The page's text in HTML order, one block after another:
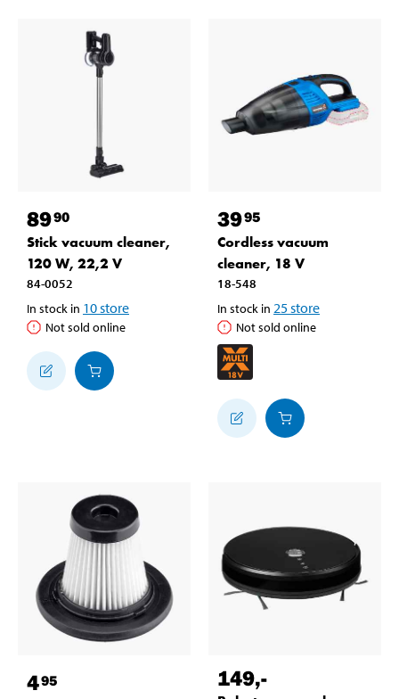
8990
Stick vacuum cleaner,
120 W, 22,2 V
84-0052
In stock in 10store
Not sold online
3995
Cordless vacuum
cleaner, 18 V
18-548
In stock in 25store
Not sold online
495 149,-